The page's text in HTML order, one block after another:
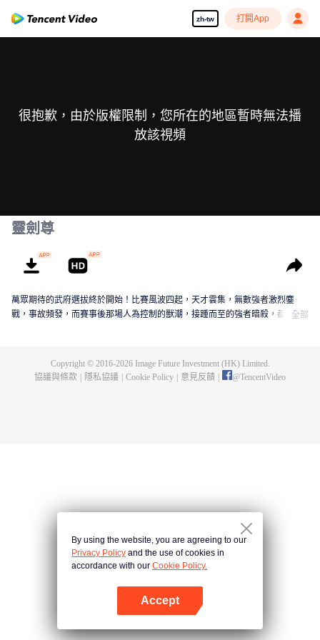
zh-tw 打開App
很抱歉，由於版權限制，您所在的地區暫時無法播
放該視頻
靈劍尊
萬眾期待的武府選拔終於開始！比賽風波四起，天才雲集，無數強者激烈鏖
戰，事故頻發，而賽事後那場人為控制的獸潮，接踵而至的強者暗殺，都顯示
全部
Copyright © 2016-2026Image Future Investment (HK) Limited.
協議與條款
隱私協議 Cookie Policy 意見反饋 @TencentVideo
By using the website, you are agreeing to our
Privacy Policy and the use of cookies in
accordance with our Cookie Policy.
Accept